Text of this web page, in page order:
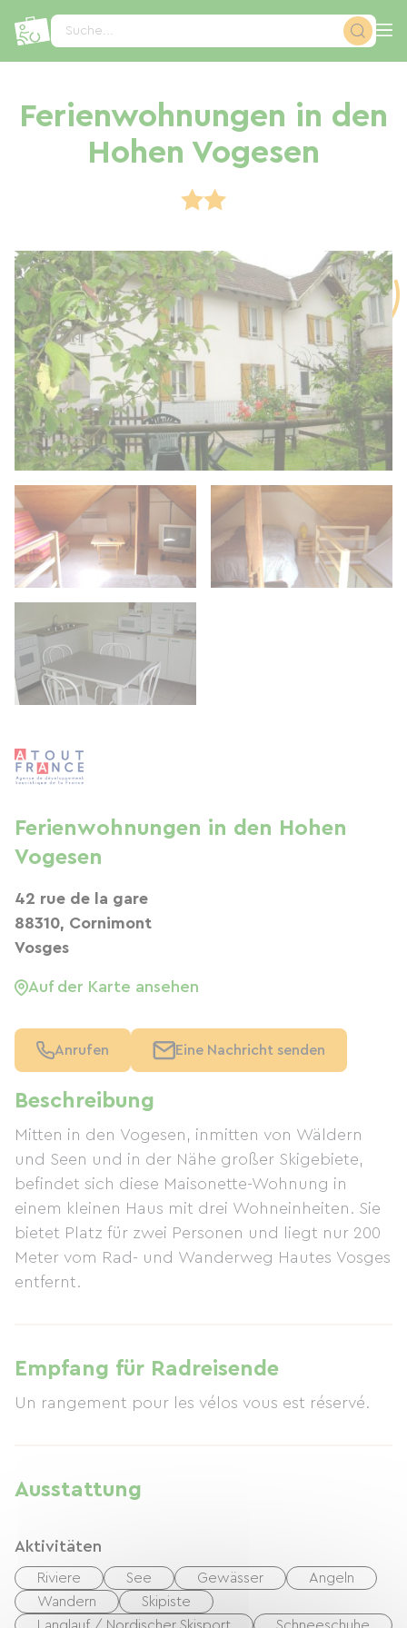
Suche...
Ferienwohnungen in den
Hohen Vogesen
Beschreibung
Mitten in den Vogesen, inmitten von Wäldern
und Seen und in der Nähe großer Skigebiete,
befindet sich diese Maisonette-Wohnung in
einem kleinen Haus mit drei Wohneinheiten. Sie
bietet Platz für zwei Personen und liegt nur 200
Meter vom Rad- und Wanderweg Hautes Vosges
entfernt.
Empfang für Radreisende
Un rangement pour les vélos vous est réservé.
Ausstattung
Aktivitäten
Riviere See Gewässer
Angeln
Wandern
Skipiste
Ferienwohnungen in den Hohen
Vogesen
42 rue de la gare
88310, Cornimont
Vosges
Auf der Karte ansehen
Anrufen Eine Nachricht senden
Cookie-Einstellungen